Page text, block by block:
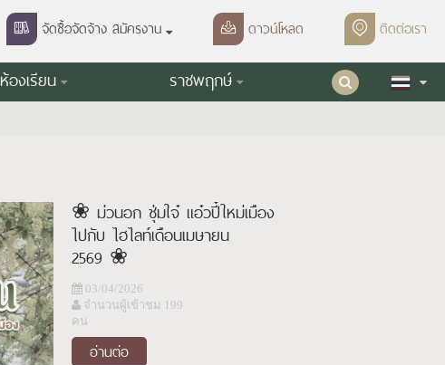
จัดซื้อจัดจ้าง สมัครงาน ดาวน์โหลด ติดต่อเรา
ห้องเรียน ราชพฤกษ์
❀ ม่วนอก ชุ่มใจ๋ แอ๋วปี๋ใหม่เมือง
ไปกับ ไฮไลท์เดือนเมษายน
2569 ❀
03/04/2026
จำนวนผู้เข้าชม 199
คน
อ่านต่อ